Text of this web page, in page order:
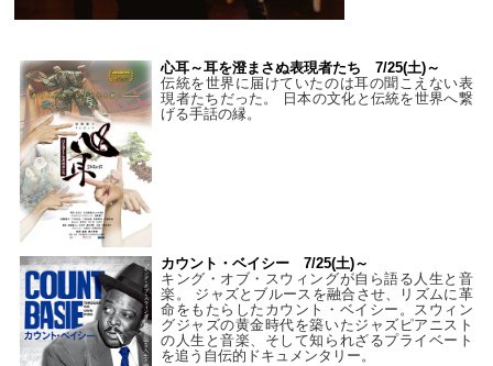
心耳～耳を澄まさぬ表現者たち 7/25(土)～
伝統を世界に届けていたのは耳の聞こえない表
現者たちだった。 日本の文化と伝統を世界へ繋
げる手話の縁。
カウント・ベイシー 7/25(土)～
キング・オブ・スウィングが自ら語る人生と音
楽。 ジャズとブルースを融合させ、リズムに革
命をもたらしたカウント・ベイシー。スウィン
グジャズの黄金時代を築いたジャズピアニスト
の人生と音楽、そして知られざるプライベート
を追う自伝的ドキュメンタリー。